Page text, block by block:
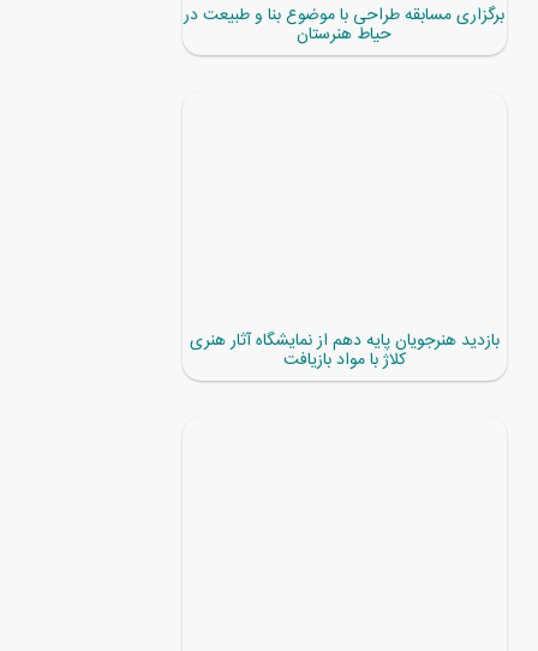
برگزاری مسابقه طراحی با موضوع بنا و طبیعت در
حیاط هنرستان
بازدید هنرجویان پایه دهم از نمایشگاه آثار هنری
کلاژ با مواد بازیافت